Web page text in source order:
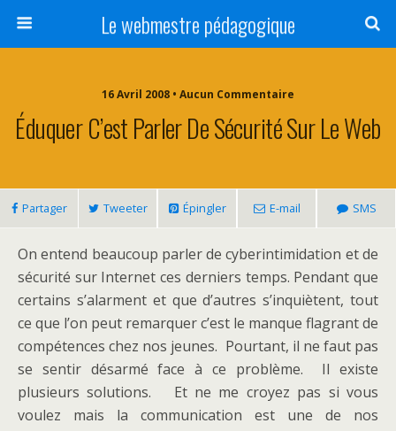
Le webmestre pédagogique
16 Avril 2008 • Aucun Commentaire
Éduquer C’est Parler De Sécurité Sur Le Web
Partager Tweeter Épingler E-mail SMS
On entend beaucoup parler de cyberintimidation et de
sécurité sur Internet ces derniers temps. Pendant que
certains s’alarment et que d’autres s’inquiètent, tout
ce que l’on peut remarquer c’est le manque flagrant de
compétences chez nos jeunes. Pourtant, il ne faut pas
se sentir désarmé face à ce problème. Il existe
plusieurs solutions. Et ne me croyez pas si vous
voulez mais la communication est une de nos